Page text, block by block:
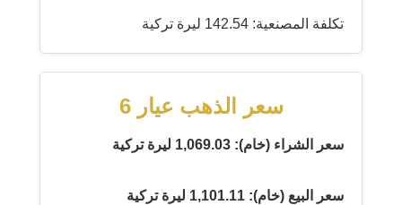
تكلفة المصنعية: 142.54 ليرة تركية
سعر الذهب عيار 6
سعر الشراء (خام): 1,069.03 ليرة تركية
سعر البيع (خام): 1,101.11 ليرة تركية